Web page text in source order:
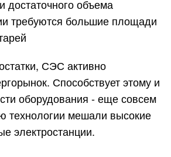
достаточного объема
требуются большие площади
СЭС активно
Способствует этому и
оборудования ‑ еще совсем
технологии мешали высокие
электростанции.